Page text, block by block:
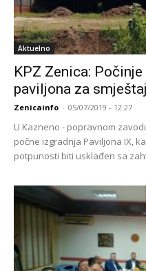
Aktuelno
KPZ Zenica:
paviljona za
Zenicainfo - 05/07/2019 - 12:27
U Kazneno - popravnom
počne izgradnja Paviljona IX,
potpunosti biti usklađen sa